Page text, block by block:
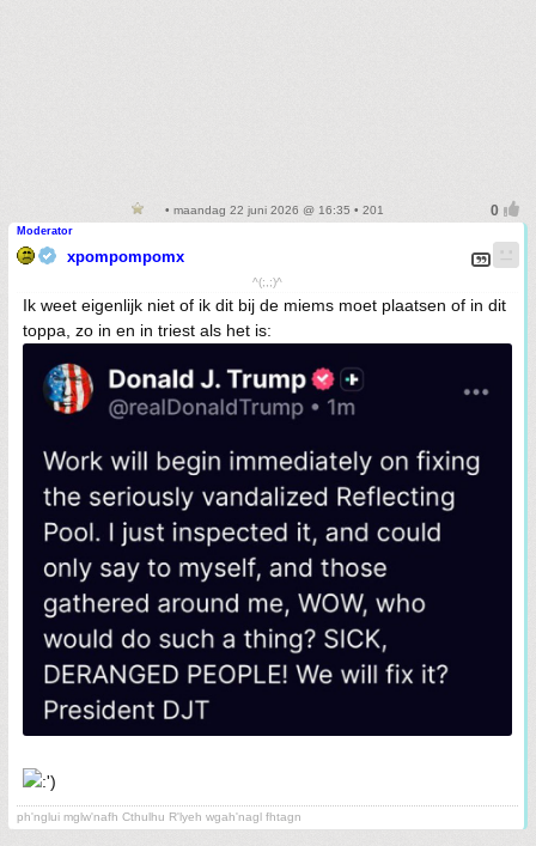
• maandag 22 juni 2026 @ 16:35 • 201
Moderator
xpompompomx
^(;,;)^
Ik weet eigenlijk niet of ik dit bij de miems moet plaatsen of in dit
toppa, zo in en in triest als het is:
ph'nglui mglw'nafh Cthulhu R'lyeh wgah'nagl fhtagn